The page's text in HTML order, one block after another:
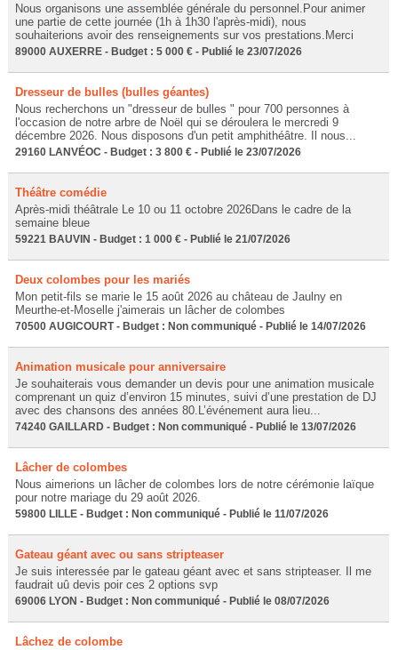
Nous organisons une assemblée générale du personnel.Pour animer
une partie de cette journée (1h à 1h30 l'après-midi), nous
souhaiterions avoir des renseignements sur vos prestations.Merci
89000 AUXERRE - Budget : 5 000 € - Publié le 23/07/2026
Dresseur de bulles (bulles géantes)
Nous recherchons un "dresseur de bulles " pour 700 personnes à
l'occasion de notre arbre de Noël qui se déroulera le mercredi 9
décembre 2026. Nous disposons d'un petit amphithéâtre. Il nous...
29160 LANVÉOC - Budget : 3 800 € - Publié le 23/07/2026
Théâtre comédie
Après-midi théâtrale Le 10 ou 11 octobre 2026Dans le cadre de la
semaine bleue
59221 BAUVIN - Budget : 1 000 € - Publié le 21/07/2026
Deux colombes pour les mariés
Mon petit-fils se marie le 15 août 2026 au château de Jaulny en
Meurthe-et-Moselle j'aimerais un lâcher de colombes
70500 AUGICOURT - Budget : Non communiqué - Publié le 14/07/2026
Animation musicale pour anniversaire
Je souhaiterais vous demander un devis pour une animation musicale
comprenant un quiz d’environ 15 minutes, suivi d’une prestation de DJ
avec des chansons des années 80.L’événement aura lieu...
74240 GAILLARD - Budget : Non communiqué - Publié le 13/07/2026
Lâcher de colombes
Nous aimerions un lâcher de colombes lors de notre cérémonie laïque
pour notre mariage du 29 août 2026.
59800 LILLE - Budget : Non communiqué - Publié le 11/07/2026
Gateau géant avec ou sans stripteaser
Je suis interessée par le gateau géant avec et sans stripteaser. Il me
faudrait uû devis poir ces 2 options svp
69006 LYON - Budget : Non communiqué - Publié le 08/07/2026
Lâchez de colombe